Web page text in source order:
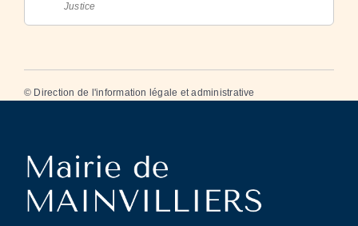
Justice
© Direction de l'information légale et administrative